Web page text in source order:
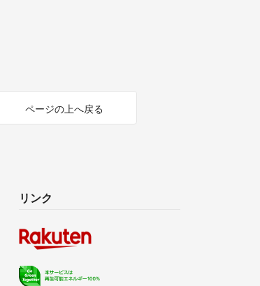
ページの上へ戻る
リンク